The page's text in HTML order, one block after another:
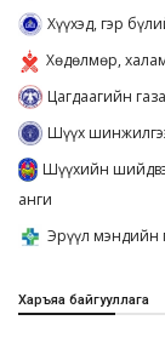
Хүүхэд, гэр
Хөдөлмөр,
Цагдаагийн
Шүүх
Шүүхийн
анги
Эрүүл мэндийн
Харъяа байгууллага